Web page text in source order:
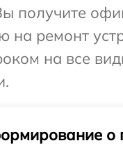
получите
на ремонт
на все
о